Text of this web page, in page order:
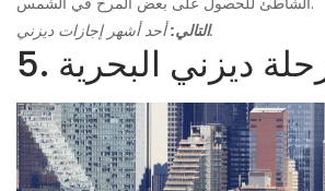
التالي:أحد أشهر إجازات ديزني.
رحلة ديزني البحرية